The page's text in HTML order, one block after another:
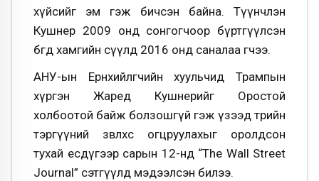
хүйсийг эм гэж бичсэн байна. Түүнчлэн
Кушнер 2009 онд сонгогчоор бүртгүүлсэн
бөгөөд хамгийн сүүлд 2016 онд саналаа өгчээ.
АНУ-ын Ерөнхийлөгчийн хуульчид Трампын
хүргэн Жаред Кушнерийг Оростой
холбоотой байж болзошгүй гэж үзээд төрийн
тэргүүний зөвлөхөөс огцруулахыг оролдсон
тухай есдүгээр сарын 12-нд “The Wall Street
Journal” сэтгүүлд мэдээлсэн билээ.